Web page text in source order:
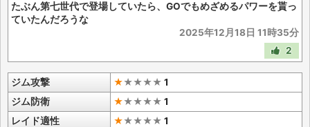
たぶん第七世代で登場していたら、GOでもめざめるパワーを貰っ
ていたんだろうな
2025年12月18日 11時35分
2
ジム攻撃 ★★★★★ 1
ジム防衛
★★★★★ 1
レイド適性
★★★★★ 1